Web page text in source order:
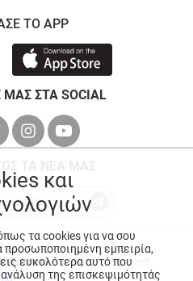
ΤΟ APP
ΣΤΑ SOCIAL
Kritikos. All Rights Reserved
και
τα cookies για να σου
εμπειρία,
ευκολότερα αυτό που
της επισκεψιμότητάς